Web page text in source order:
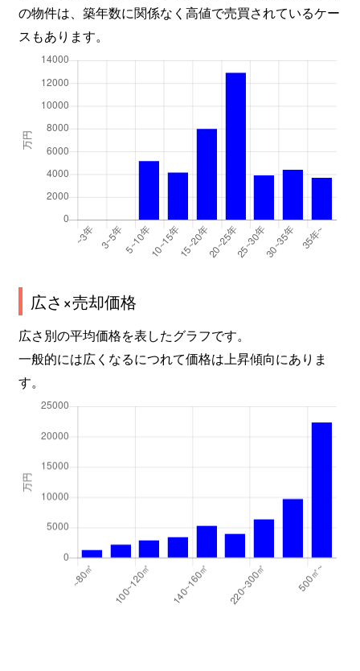
の物件は、築年数に関係なく高値で売買されているケー
スもあります。
広さ×売却価格
広さ別の平均価格を表したグラフです。
一般的には広くなるにつれて価格は上昇傾向にありま
す。